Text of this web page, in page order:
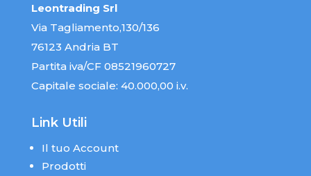
Leontrading Srl
Via Tagliamento,130/136
76123 Andria BT
Partita iva/CF 08521960727
Capitale sociale: 40.000,00 i.v.
Link Utili
Il tuo Account
Prodotti